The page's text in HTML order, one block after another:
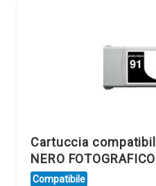
Cartuccia
NERO FOTOGRAFICO
Compatibile